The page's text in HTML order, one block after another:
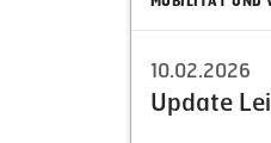
10.02.2026
Update